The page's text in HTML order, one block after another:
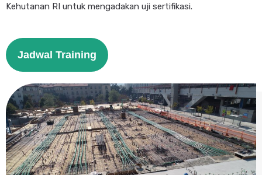
Kehutanan RI untuk mengadakan uji sertifikasi.
Jadwal Training